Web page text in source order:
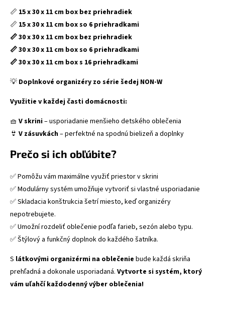
📏 15 x 30 x 11 cm box bez priehradiek
📏 15 x 30 x 11 cm box so 6 priehradkami
📏 30 x 30 x 11 cm box bez priehradiek
📏 30 x 30 x 11 cm box so 6 priehradkami
📏 30 x 30 x 11 cm box s 16 priehradkami
💡 Doplnkové organizéry zo série šedej NON-W
Využitie v každej časti domácnosti:
🧺 V skrini– usporiadanie menšieho detského oblečenia
👙 V zásuvkách– perfektné na spodnú bielizeň a doplnky
Prečo si ich obľúbite?
✅ Pomôžu vám maximálne využiť priestor v skrini
✅ Modulárny systém umožňuje vytvoriť si vlastné usporiadanie
✅ Skladacia konštrukcia šetrí miesto, keď organizéry
nepotrebujete.
✅ Umožní rozdeliť oblečenie podľa farieb, sezón alebo typu.
✅ Štýlový a funkčný doplnok do každého šatníka.
S látkovými organizérmi na oblečenie bude každá skriňa
prehľadná a dokonale usporiadaná. Vytvorte si systém, ktorý
vám uľahčí každodenný výber oblečenia!